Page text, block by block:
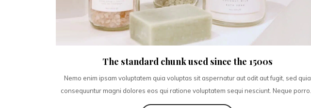
The standard chunk used since the 1500s
Nemo enim ipsam voluptatem quia voluptas sit aspernatur aut odit aut fugit, sed quia
consequuntur magni dolores eos qui ratione voluptatem sequi nesciunt. Neque porro...